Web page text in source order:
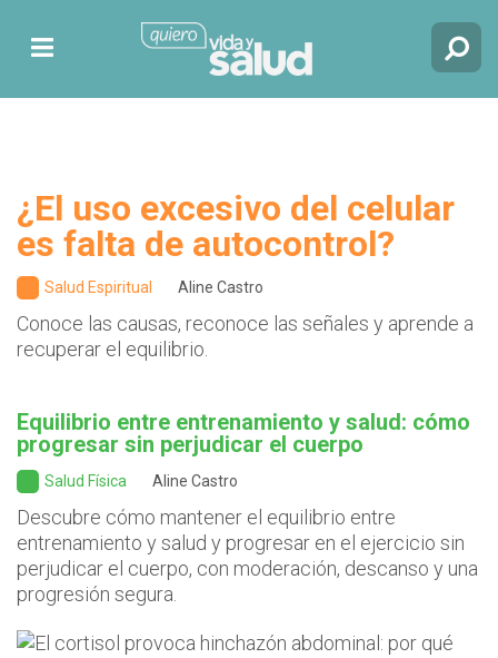
¿El uso excesivo del celular
es falta de autocontrol?
Salud Espiritual Aline Castro
Conoce las causas, reconoce las señales y aprende a
recuperar el equilibrio.
Equilibrio entre entrenamiento y salud: cómo
progresar sin perjudicar el cuerpo
Salud Física Aline Castro
Descubre cómo mantener el equilibrio entre
entrenamiento y salud y progresar en el ejercicio sin
perjudicar el cuerpo, con moderación, descanso y una
progresión segura.